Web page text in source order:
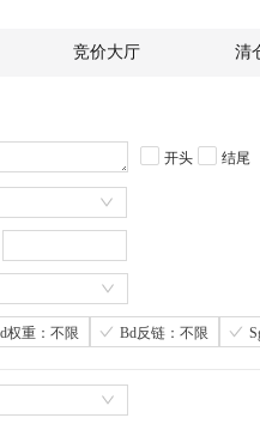
竞价大厅 清
开头 结尾
权重：不限 Bd反链：不限